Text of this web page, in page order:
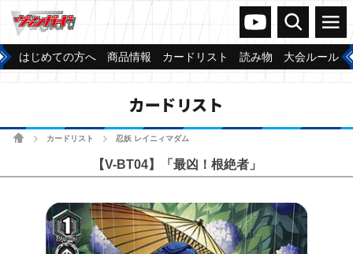
ヴァンガードch
検索 メニュー
はじめての方へ 商品情報 カードリスト 読み物 大会ルール
カードリスト
ホームカードリスト 忍妖 レイニィマダム
【V-BT04】「最凶！根絶者」